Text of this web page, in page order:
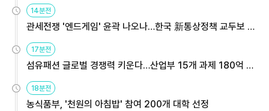
14분전
관세전쟁 '엔드게임' 윤곽 나오나…한국 新통상정책 교두보 활
용해야
17분전
섬유패션 글로벌 경쟁력 키운다…산업부 15개 과제 180억 지
원
18분전
농식품부, '천원의 아침밥' 참여 200개 대학 선정